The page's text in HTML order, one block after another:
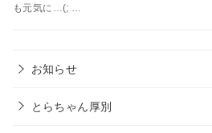
も元気に…(; …
お知らせ
とらちゃん厚別